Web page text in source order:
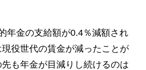
年金の支給額が0.4％減額され
役世代の賃金が減ったことが
も年金が目減りし続けるのは